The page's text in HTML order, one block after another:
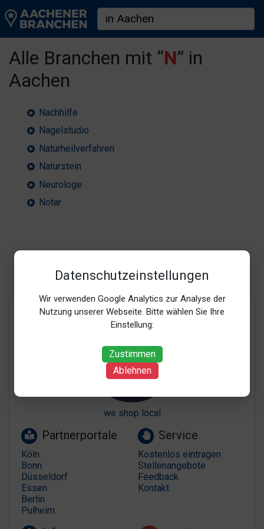
Datenschutzeinstellungen
Wir verwenden Google Analytics zur Analyse der
Nutzung unserer Webseite. Bitte wählen Sie Ihre
Einstellung:
Zustimmen
Ablehnen
Alle Branchen mit “N” in
Aachen
Nachhilfe
Nagelstudio
Naturheilverfahren
Naturstein
Neurologe
Notar
we shop local
Partnerportale
Köln
Bonn
Düsseldorf
Essen
Berlin
Pulheim
Service
Kostenlos eintragen
Stellenangebote
Feedback
Kontakt